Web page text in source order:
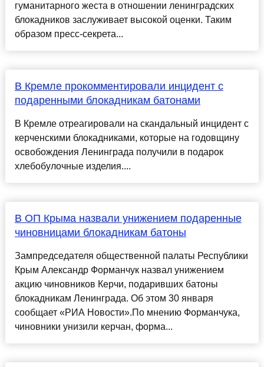
гуманитарного жеста в отношении ленинградских
блокадников заслуживает высокой оценки. Таким
образом пресс-секрета...
В Кремле прокомментировали инцидент с
подаренными блокадникам батонами
В Кремле отреагировали на скандальный инцидент с
керченскими блокадниками, которые на годовщину
освобождения Ленинграда получили в подарок
хлебобулочные изделия....
В ОП Крыма назвали унижением подаренные
чиновницами блокадникам батоны
Зампредседателя общественной палаты Республики
Крым Александр Форманчук назвал унижением
акцию чиновников Керчи, подаривших батоны
блокадникам Ленинграда. Об этом 30 января
сообщает «РИА Новости».По мнению Форманчука,
чиновники унизили керчан, форма...